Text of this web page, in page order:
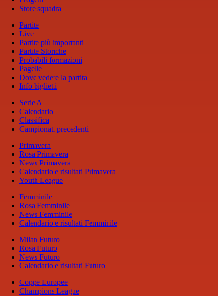
Store squadra
Partite
Live
Partite più importanti
Partite Storiche
Probabili formazioni
Pagelle
Dove vedere la partita
Info biglietti
Serie A
Calendario
Classifica
Campionati precedenti
Primavera
Rosa Primavera
News Primavera
Calendario e risultati Primavera
Youth League
Femminile
Rosa Femminile
News Femminile
Calendario e risultati Femminile
Milan Futuro
Rosa Futuro
News Futuro
Calendario e risultati Futuro
Coppe Europee
Champions League